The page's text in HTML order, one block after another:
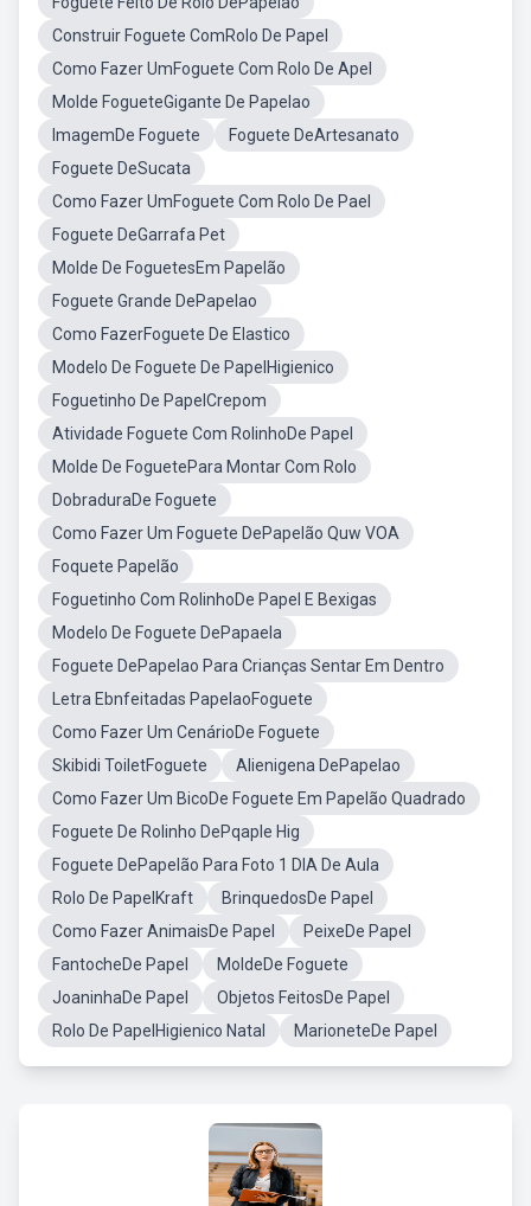
Construir Foguete ComRolo De Papel
Como Fazer UmFoguete Com Rolo De Apel
Molde FogueteGigante De Papelao
ImagemDe Foguete
Foguete DeArtesanato
Foguete DeSucata
Como Fazer UmFoguete Com Rolo De Pael
Foguete DeGarrafa Pet
Molde De FoguetesEm Papelão
Foguete Grande DePapelao
Como FazerFoguete De Elastico
Modelo De Foguete De PapelHigienico
Foguetinho De PapelCrepom
Atividade Foguete Com RolinhoDe Papel
Molde De FoguetePara Montar Com Rolo
DobraduraDe Foguete
Como Fazer Um Foguete DePapelão Quw VOA
Foquete Papelão
Foguetinho Com RolinhoDe Papel E Bexigas
Modelo De Foguete DePapaela
Foguete DePapelao Para Crianças Sentar Em Dentro
Letra Ebnfeitadas PapelaoFoguete
Como Fazer Um CenárioDe Foguete
Skibidi ToiletFoguete
Alienigena DePapelao
Como Fazer Um BicoDe Foguete Em Papelão Quadrado
Foguete De Rolinho DePqaple Hig
Foguete DePapelão Para Foto 1 DIA De Aula
Rolo De PapelKraft
BrinquedosDe Papel
Como Fazer AnimaisDe Papel
PeixeDe Papel
FantocheDe Papel
MoldeDe Foguete
JoaninhaDe Papel
Objetos FeitosDe Papel
Rolo De PapelHigienico Natal
MarioneteDe Papel